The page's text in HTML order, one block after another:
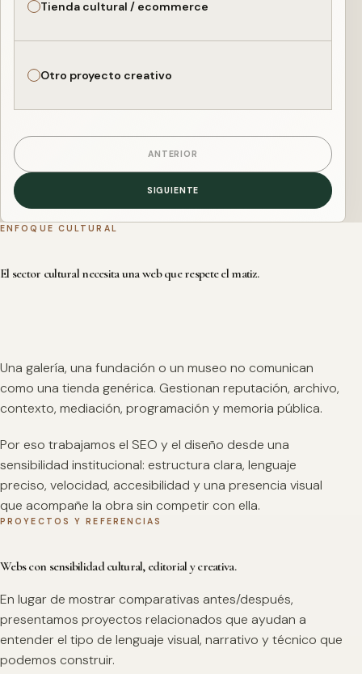
Tienda cultural / ecommerce
Otro proyecto creativo
ANTERIOR
SIGUIENTE
ENFOQUE CULTURAL
El sector cultural necesita una web que respete el matiz.
Una galería, una fundación o un museo no comunican
como una tienda genérica. Gestionan reputación, archivo,
contexto, mediación, programación y memoria pública.
Por eso trabajamos el SEO y el diseño desde una
sensibilidad institucional: estructura clara, lenguaje
preciso, velocidad, accesibilidad y una presencia visual
que acompañe la obra sin competir con ella.
PROYECTOS Y REFERENCIAS
Webs con sensibilidad cultural, editorial y creativa.
En lugar de mostrar comparativas antes/después,
presentamos proyectos relacionados que ayudan a
entender el tipo de lenguaje visual, narrativo y técnico que
podemos construir.